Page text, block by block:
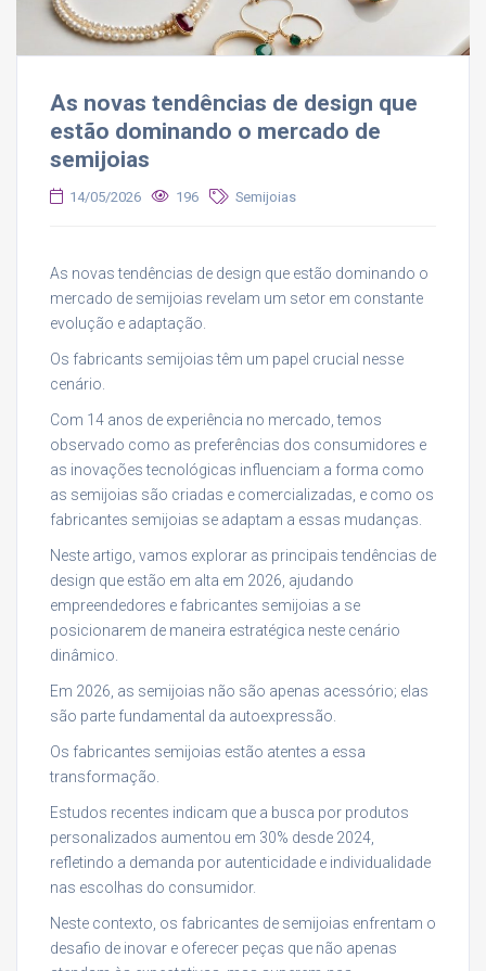
As novas tendências de design que
estão dominando o mercado de
semijoias
14/05/2026 196 Semijoias
As novas tendências de design que estão dominando o
mercado de semijoias revelam um setor em constante
evolução e adaptação.
Os fabricants semijoias têm um papel crucial nesse
cenário.
Com 14 anos de experiência no mercado, temos
observado como as preferências dos consumidores e
as inovações tecnológicas influenciam a forma como
as semijoias são criadas e comercializadas, e como os
fabricantes semijoias se adaptam a essas mudanças.
Neste artigo, vamos explorar as principais tendências de
design que estão em alta em 2026, ajudando
empreendedores e fabricantes semijoias a se
posicionarem de maneira estratégica neste cenário
dinâmico.
Em 2026, as semijoias não são apenas acessório; elas
são parte fundamental da autoexpressão.
Os fabricantes semijoias estão atentes a essa
transformação.
Estudos recentes indicam que a busca por produtos
personalizados aumentou em 30% desde 2024,
refletindo a demanda por autenticidade e individualidade
nas escolhas do consumidor.
Neste contexto, os fabricantes de semijoias enfrentam o
desafio de inovar e oferecer peças que não apenas